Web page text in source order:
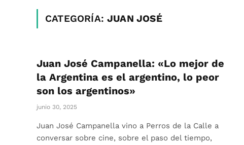
CATEGORÍA:JUAN JOSÉ
Juan José Campanella: «Lo mejor de
la Argentina es el argentino, lo peor
son los argentinos»
junio 30, 2025
Juan José Campanella vino a Perros de la Calle a
conversar sobre cine, sobre el paso del tiempo,